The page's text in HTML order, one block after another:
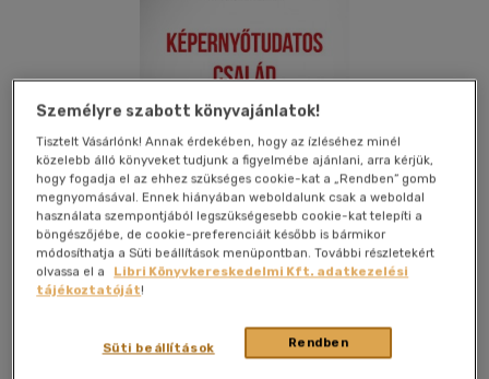
Megosztom
Személyre szabott könyvajánlatok!
Tisztelt Vásárlónk! Annak érdekében, hogy az ízléséhez minél
közelebb álló könyveket tudjunk a figyelmébe ajánlani, arra kérjük,
hogy fogadja el az ehhez szükséges cookie-kat a „Rendben” gomb
megnyomásával. Ennek hiányában weboldalunk csak a weboldal
használata szempontjából legszükségesebb cookie-kat telepíti a
böngészőjébe, de cookie-preferenciáit később is bármikor
módosíthatja a Süti beállítások menüpontban. További részletekért
olvassa el a
Libri Könyvkereskedelmi Kft. adatkezelési
tájékoztatóját!
Rendben
Süti beállítások